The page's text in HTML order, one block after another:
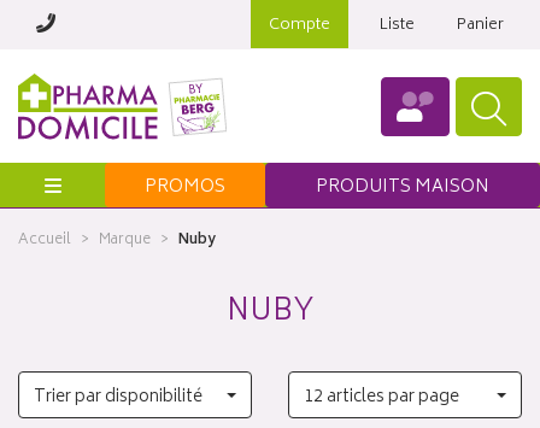
Compte Liste Panier
Menu PROMOS PRODUITS MAISON
Accueil Marque Nuby
NUBY
Trier par disponibilité 12 articles par page